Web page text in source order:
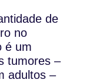
de
no
é um
tumores –
adultos –